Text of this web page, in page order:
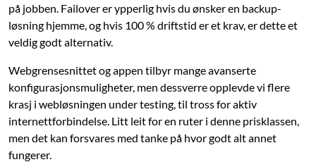
på jobben. Failover er ypperlig hvis du ønsker en backup-
løsning hjemme, og hvis 100 % driftstid er et krav, er dette et
veldig godt alternativ.
Webgrensesnittet og appen tilbyr mange avanserte
konfigurasjonsmuligheter, men dessverre opplevde vi flere
krasj i webløsningen under testing, til tross for aktiv
internettforbindelse. Litt leit for en ruter i denne prisklassen,
men det kan forsvares med tanke på hvor godt alt annet
fungerer.